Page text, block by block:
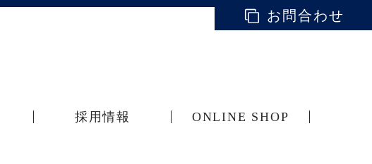
お問合わせ
採用情報 ONLINE SHOP